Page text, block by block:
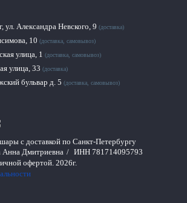
с доставкой по Санкт-Петербургу
Анна Дмитриевна / ИНН 781714095793
офертой. 2026г.
ул. Александра Невского, 9 (доставка)
10 (доставка, самовывоз)
улица, 1 (доставка, самовывоз)
улица, 33 (доставка)
бульвар д. 5 (доставка, самовывоз)